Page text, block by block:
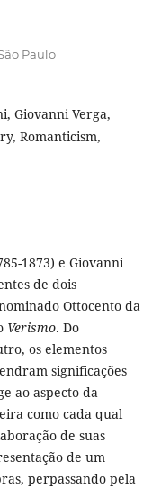
Paulo
Giovanni Verga,
Romanticism,
1873) e Giovanni
de dois
Ottocento da
Verismo. Do
os elementos
significações
ao aspecto da
como cada qual
de suas
de um
perpassando pela